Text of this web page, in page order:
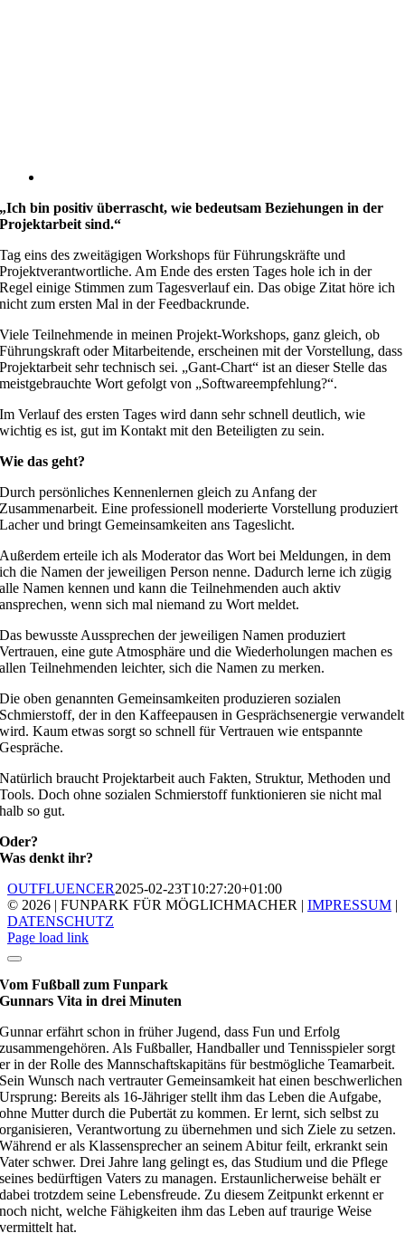
„Ich bin positiv überrascht, wie bedeutsam Beziehungen in der
Projektarbeit sind.“
Tag eins des zweitägigen Workshops für Führungskräfte und
Projektverantwortliche. Am Ende des ersten Tages hole ich in der
Regel einige Stimmen zum Tagesverlauf ein. Das obige Zitat höre ich
nicht zum ersten Mal in der Feedbackrunde.
Viele Teilnehmende in meinen Projekt-Workshops, ganz gleich, ob
Führungskraft oder Mitarbeitende, erscheinen mit der Vorstellung, dass
Projektarbeit sehr technisch sei. „Gant-Chart“ ist an dieser Stelle das
meistgebrauchte Wort gefolgt von „Softwareempfehlung?“.
Im Verlauf des ersten Tages wird dann sehr schnell deutlich, wie
wichtig es ist, gut im Kontakt mit den Beteiligten zu sein.
Wie das geht?
Durch persönliches Kennenlernen gleich zu Anfang der
Zusammenarbeit. Eine professionell moderierte Vorstellung produziert
Lacher und bringt Gemeinsamkeiten ans Tageslicht.
Außerdem erteile ich als Moderator das Wort bei Meldungen, in dem
ich die Namen der jeweiligen Person nenne. Dadurch lerne ich zügig
alle Namen kennen und kann die Teilnehmenden auch aktiv
ansprechen, wenn sich mal niemand zu Wort meldet.
Das bewusste Aussprechen der jeweiligen Namen produziert
Vertrauen, eine gute Atmosphäre und die Wiederholungen machen es
allen Teilnehmenden leichter, sich die Namen zu merken.
Die oben genannten Gemeinsamkeiten produzieren sozialen
Schmierstoff, der in den Kaffeepausen in Gesprächsenergie verwandelt
wird. Kaum etwas sorgt so schnell für Vertrauen wie entspannte
Gespräche.
Natürlich braucht Projektarbeit auch Fakten, Struktur, Methoden und
Tools. Doch ohne sozialen Schmierstoff funktionieren sie nicht mal
halb so gut.
Oder?
Was denkt ihr?
OUTFLUENCER2025-02-23T10:27:20+01:00
© 2026 | FUNPARK FÜR MÖGLICHMACHER | IMPRESSUM |
DATENSCHUTZ
Page load link
Vom Fußball zum Funpark
Gunnars Vita in drei Minuten
Gunnar erfährt schon in früher Jugend, dass Fun und Erfolg
zusammengehören. Als Fußballer, Handballer und Tennisspieler sorgt
er in der Rolle des Mannschaftskapitäns für bestmögliche Teamarbeit.
Sein Wunsch nach vertrauter Gemeinsamkeit hat einen beschwerlichen
Ursprung: Bereits als 16-Jähriger stellt ihm das Leben die Aufgabe,
ohne Mutter durch die Pubertät zu kommen. Er lernt, sich selbst zu
organisieren, Verantwortung zu übernehmen und sich Ziele zu setzen.
Während er als Klassensprecher an seinem Abitur feilt, erkrankt sein
Vater schwer. Drei Jahre lang gelingt es, das Studium und die Pflege
seines bedürftigen Vaters zu managen. Erstaunlicherweise behält er
dabei trotzdem seine Lebensfreude. Zu diesem Zeitpunkt erkennt er
noch nicht, welche Fähigkeiten ihm das Leben auf traurige Weise
vermittelt hat.